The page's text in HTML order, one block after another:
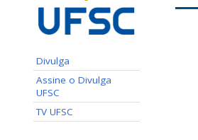
Divulga
Assine o Divulga
UFSC
TV UFSC